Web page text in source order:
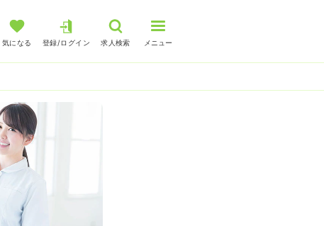
気になる 登録/ログイン 求人検索 メニュー